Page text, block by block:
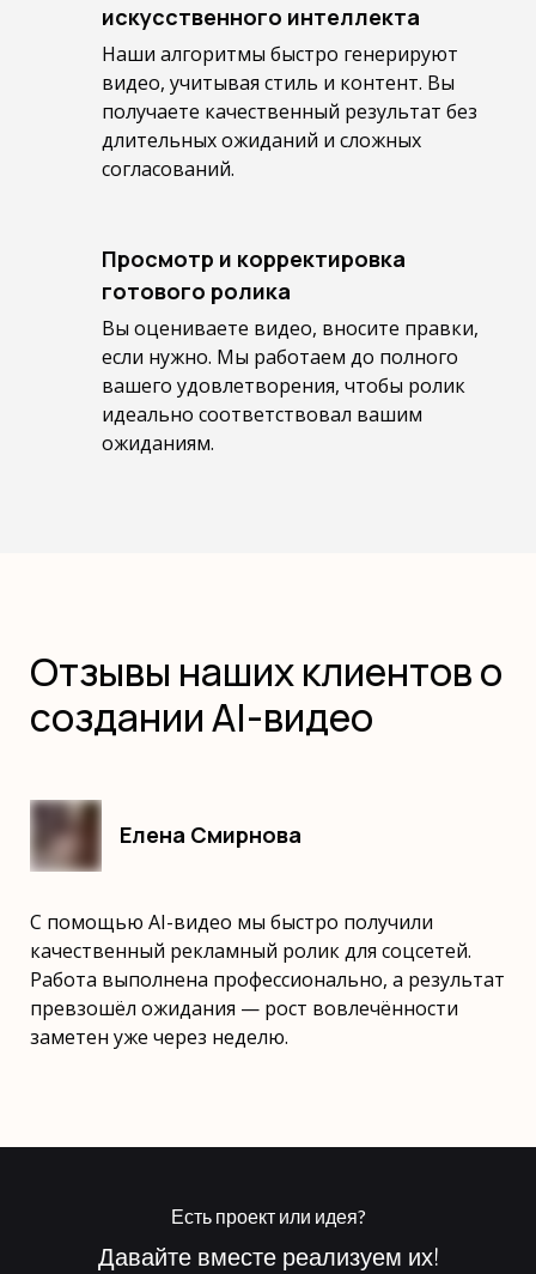
искусственного интеллекта
Наши алгоритмы быстро генерируют
видео, учитывая стиль и контент. Вы
получаете качественный результат без
длительных ожиданий и сложных
согласований.
Просмотр и корректировка
готового ролика
Вы оцениваете видео, вносите правки,
если нужно. Мы работаем до полного
вашего удовлетворения, чтобы ролик
идеально соответствовал вашим
ожиданиям.
Отзывы наших клиентов о
создании AI-видео
Елена Смирнова
С помощью AI-видео мы быстро получили
качественный рекламный ролик для соцсетей.
Работа выполнена профессионально, а результат
превзошёл ожидания — рост вовлечённости
заметен уже через неделю.
Есть проект или идея?
Давайте вместе реализуем их!